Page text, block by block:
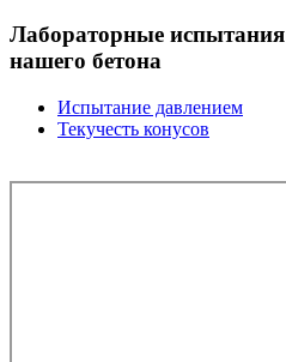
Лабораторные испытания
нашего бетона
Испытание давлением
Текучесть конусов